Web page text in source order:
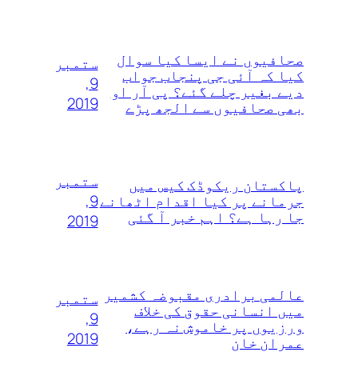
صحافیوں نے ایسا کیا سوال
کیا کہ آئی جی پنجاب جواب
دیے بغیر چلے گئے؟ پی آر او
بھی صحافیوں سے الجھ پڑے
ستمبر
9,
2019
پاکستان ریکوڈک کیس میں
جرمانے پر کیا اقدام اٹھانے
جا رہا ہے؟ اہم خبر آ گئی
ستمبر
9,
2019
عالمی برادری مقبوضہ کشمیر
میں انسانی حقوق کی خلاف
ورزیوں پر خاموش نہ رہے،
عمران خان
ستمبر
9,
2019